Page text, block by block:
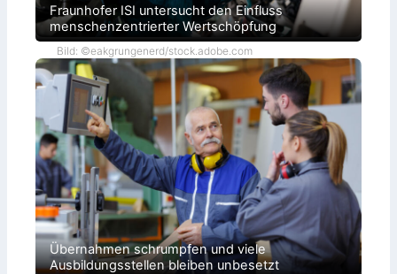
Fraunhofer ISI untersucht den Einfluss
menschenzentrierter Wertschöpfung
Bild: ©eakgrungenerd/stock.adobe.com
Übernahmen schrumpfen und viele
Ausbildungsstellen bleiben unbesetzt